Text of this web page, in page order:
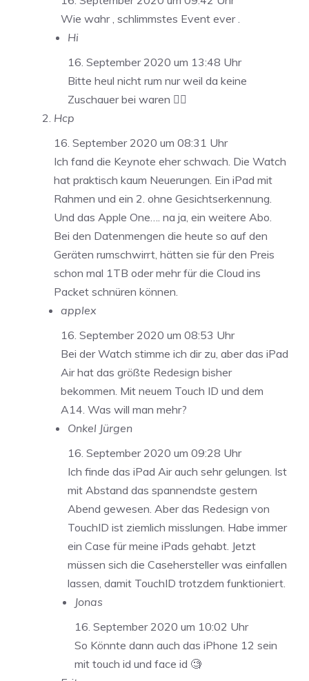
Wie wahr , schlimmstes Event ever .
Hi
16. September 2020 um 13:48 Uhr
Bitte heul nicht rum nur weil da keine
Zuschauer bei waren 🤦‍♂️
Hcp
16. September 2020 um 08:31 Uhr
Ich fand die Keynote eher schwach. Die Watch
hat praktisch kaum Neuerungen. Ein iPad mit
Rahmen und ein 2. ohne Gesichtserkennung.
Und das Apple One…. na ja, ein weitere Abo.
Bei den Datenmengen die heute so auf den
Geräten rumschwirrt, hätten sie für den Preis
schon mal 1TB oder mehr für die Cloud ins
Packet schnüren können.
applex
16. September 2020 um 08:53 Uhr
Bei der Watch stimme ich dir zu, aber das iPad
Air hat das größte Redesign bisher
bekommen. Mit neuem Touch ID und dem
A14. Was will man mehr?
Onkel Jürgen
16. September 2020 um 09:28 Uhr
Ich finde das iPad Air auch sehr gelungen. Ist
mit Abstand das spannendste gestern
Abend gewesen. Aber das Redesign von
TouchID ist ziemlich misslungen. Habe immer
ein Case für meine iPads gehabt. Jetzt
müssen sich die Casehersteller was einfallen
lassen, damit TouchID trotzdem funktioniert.
Jonas
16. September 2020 um 10:02 Uhr
So Könnte dann auch das iPhone 12 sein
mit touch id und face id 🧐